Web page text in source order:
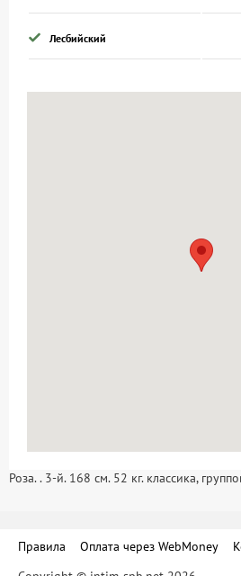
Лесбийский
Роза. . 3-й. 168 см. 52 кг. классика,
Правила Оплата через WebMoney